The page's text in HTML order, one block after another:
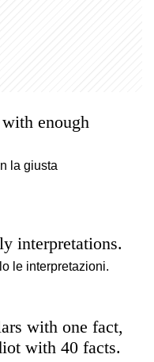
enough
la giusta
interpretations.
le interpretazioni.
with one fact,
with 40 facts.